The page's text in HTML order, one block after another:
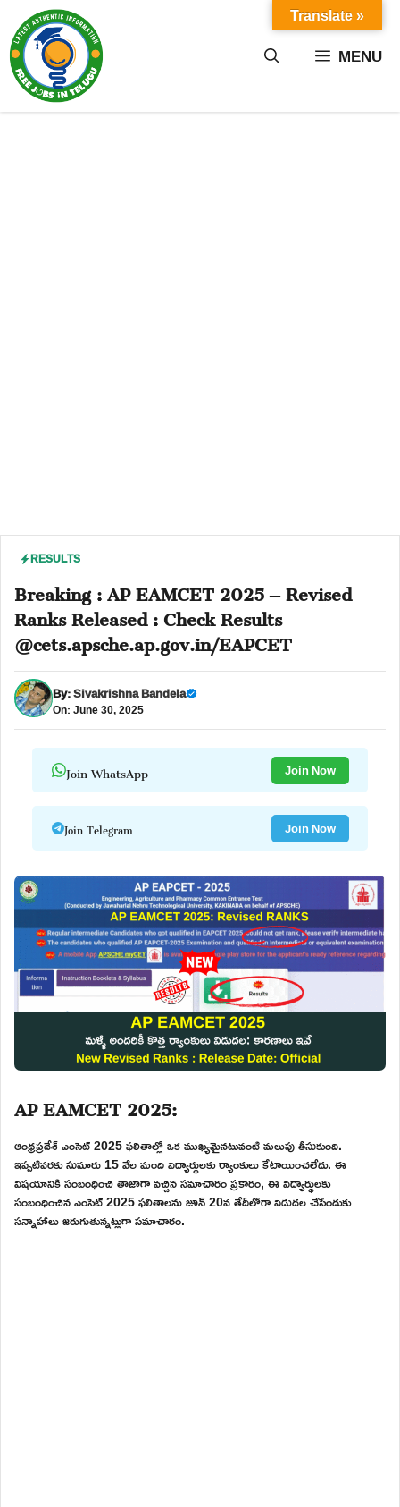
content MENU
RESULTS
Breaking : AP EAMCET 2025 – Revised
Ranks Released : Check Results
@cets.apsche.ap.gov.in/EAPCET
By:Sivakrishna Bandela
On: June 30, 2025
Join WhatsApp Join Now
Join Telegram Join Now
AP EAMCET 2025:
ఆంధ్రప్రదేశ్ ఎంసెట్ 2025 ఫలితాల్లో ఒక ముఖ్యమైనటువంటి మలుపు తీసుకుంది.
ఇప్పటివరకు సుమారు 15 వేల మంది విద్యార్థులకు ర్యాంకులు కేటాయించలేదు. ఈ
విషయానికి సంబంధించి తాజాగా వచ్చిన సమాచారం ప్రకారం, ఈ విద్యార్థులకు
సంబంధించిన ఎంసెట్ 2025 ఫలితాలను జూన్ 20వ తేదీలోగా విడుదల చేసేందుకు
సన్నాహాలు జరుగుతున్నట్లుగా సమాచారం.
Translate »